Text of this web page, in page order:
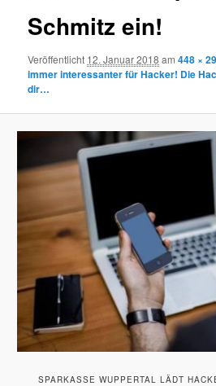
Schmitz ein!
Veröffentlicht 12. Januar 2018 am448 ×
immer interessanter für Hacker! Die
dir…
SPARKASSE WUPPERTAL LÄDT